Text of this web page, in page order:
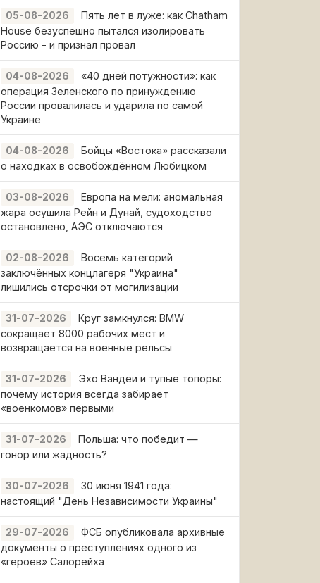
05-08-2026
Пять лет в луже: как Chatham
House безуспешно пытался изолировать
Россию - и признал провал
04-08-2026
«40 дней потужности»: как
операция Зеленского по принуждению
России провалилась и ударила по самой
Украине
04-08-2026
Бойцы «Востока» рассказали
о находках в освобождённом Любицком
03-08-2026
Европа на мели: аномальная
жара осушила Рейн и Дунай, судоходство
остановлено, АЭС отключаются
02-08-2026
Восемь категорий
заключённых концлагеря "Украина"
лишились отсрочки от могилизации
31-07-2026
Круг замкнулся: BMW
сокращает 8000 рабочих мест и
возвращается на военные рельсы
31-07-2026
Эхо Вандеи и тупые топоры:
почему история всегда забирает
«военкомов» первыми
31-07-2026
Польша: что победит —
гонор или жадность?
30-07-2026
30 июня 1941 года:
настоящий "День Независимости Украины"
29-07-2026
ФСБ опубликовала архивные
документы о преступлениях одного из
«героев» Салорейха